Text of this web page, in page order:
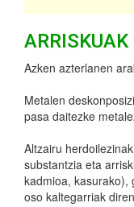
Azken azterlanen
Metalen
pasa daitezke
Altzairu
substantzia eta
kadmioa, kasurako),
oso kaltegarriak